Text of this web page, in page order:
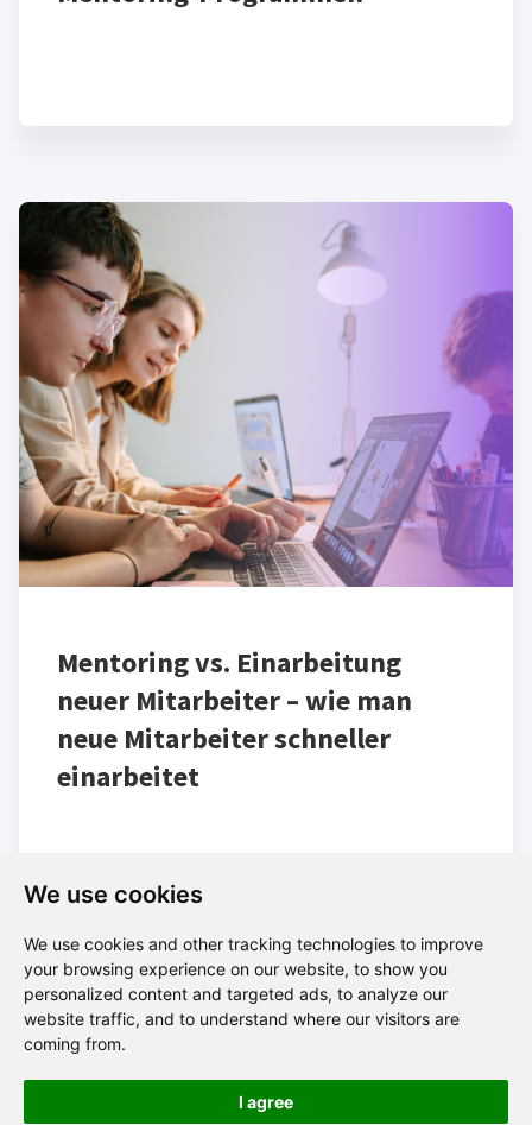
We use cookies
We use cookies and other tracking technologies to improve
your browsing experience on our website, to show you
personalized content and targeted ads, to analyze our
website traffic, and to understand where our visitors are
coming from.
I agree
Mentoring vs. Einarbeitung
neuer Mitarbeiter – wie man
neue Mitarbeiter schneller
einarbeitet
Blog